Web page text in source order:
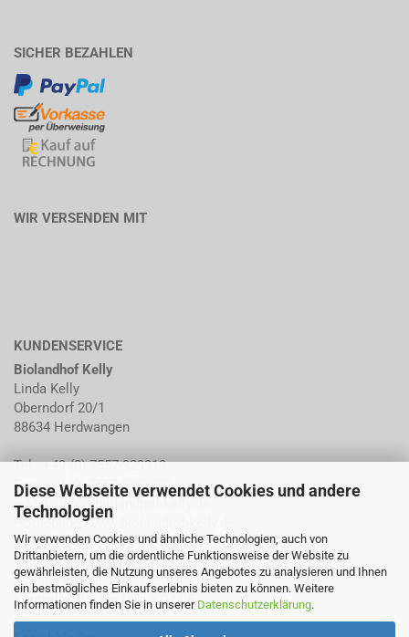
Diese Webseite verwendet Cookies und andere
Technologien
Wir verwenden Cookies und ähnliche Technologien, auch von
Drittanbietern, um die ordentliche Funktionsweise der Website zu
gewährleisten, die Nutzung unseres Angebotes zu analysieren und Ihnen
ein bestmögliches Einkaufserlebnis bieten zu können. Weitere
Informationen finden Sie in unserer Datenschutzerklärung.
SICHER BEZAHLEN
WIR VERSENDEN MIT
KUNDENSERVICE
Biolandhof Kelly
Linda Kelly
Oberndorf 20/1
88634 Herdwangen
Tel.: +49 (0) 7557-929919
Fax: +49 (0) 7557-9291931
E-Mail:
info@biolandhof-kelly.de
Homepage:www.biolandhof-kelly.de
Identifikationsnummern:
Bioland-Betriebs Nr: 702014
Kontrollstelle Nr: DE-ÖKO-006